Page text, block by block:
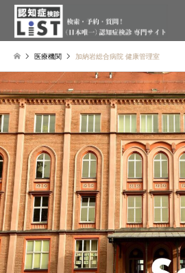
医療機関 加納岩総合病院 健康管理室